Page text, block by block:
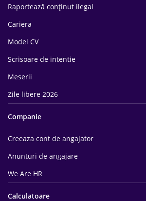
Raportează conținut ilegal
Cariera
Model CV
Scrisoare de intentie
Meserii
Zile libere 2026
Companie
Creeaza cont de angajator
Anunturi de angajare
We Are HR
Calculatoare